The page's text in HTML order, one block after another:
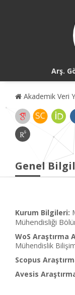
Arş.
Akademik Veri
Genel
Kurum Bilgileri:
Mühendisliği
WoS Araştırma
Mühendislik
Scopus
Avesis